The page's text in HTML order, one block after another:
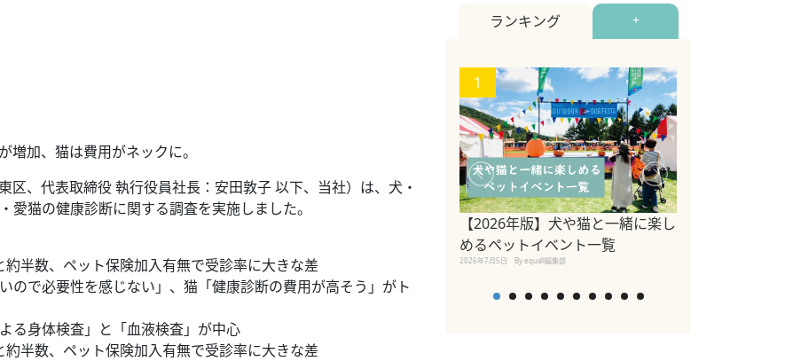
加、猫は費用がネックに。
区、代表取締役 執行役員社長：安田敦子 以下、当社）は、犬・
猫の健康診断に関する調査を実施しました。
半数、ペット保険加入有無で受診率に大きな差
ので必要性を感じない」、猫「健康診断の費用が高そう」がト
る身体検査」と「血液検査」が中心
半数、ペット保険加入有無で受診率に大きな差
ランキング +
1
【2026年版】犬や猫と一緒に楽し
めるペットイベント一覧
2026年7月5日 By equall編集部